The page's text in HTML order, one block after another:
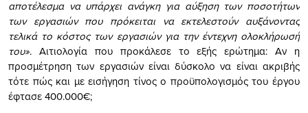
αποτέλεσµα να υπάρχει ανάγκη για αύξηση των ποσοτήτων
των εργασιών που πρόκειται να εκτελεστούν αυξάνοντας
τελικά το κόστος των εργασιών για την έντεχνη ολοκλήρωσή
του». Αιτιολογία που προκάλεσε το εξής ερώτημα: Αν η
προσμέτρηση των εργασιών είναι δύσκολο να είναι ακριβής
τότε πώς και με εισήγηση τίνος ο προϋπολογισμός του έργου
έφτασε 400.000€;